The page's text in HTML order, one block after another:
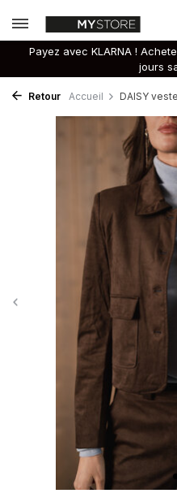
Payez avec KLARNA !
jours
Retour Accueil DAISY